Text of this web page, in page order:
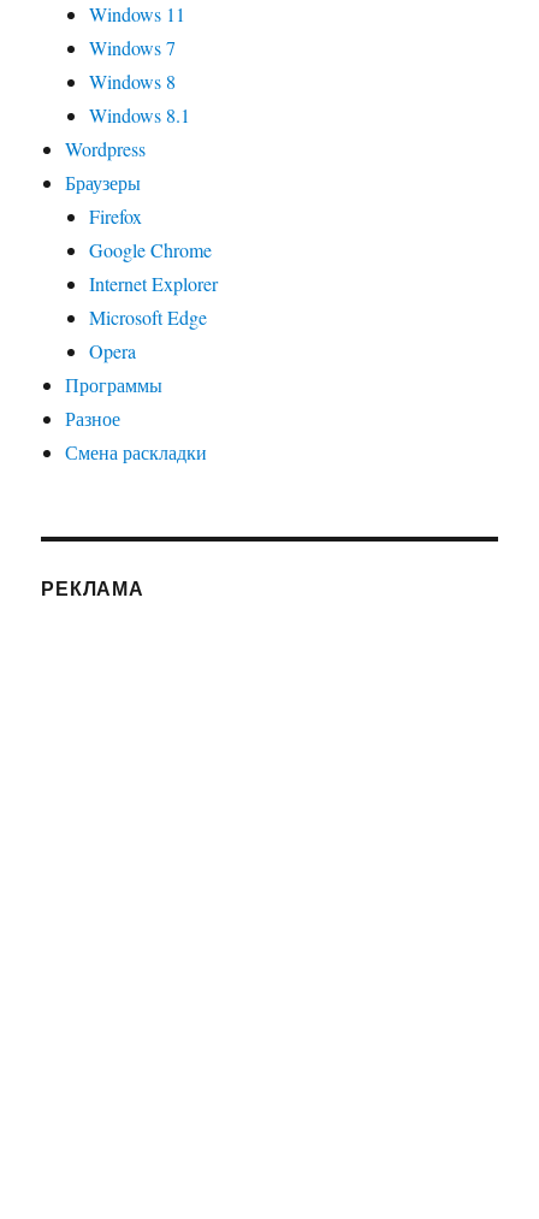
Windows 11
Windows 7
Windows 8
Windows 8.1
Wordpress
Браузеры
Firefox
Google Chrome
Internet Explorer
Microsoft Edge
Opera
Программы
Разное
Смена раскладки
РЕКЛАМА